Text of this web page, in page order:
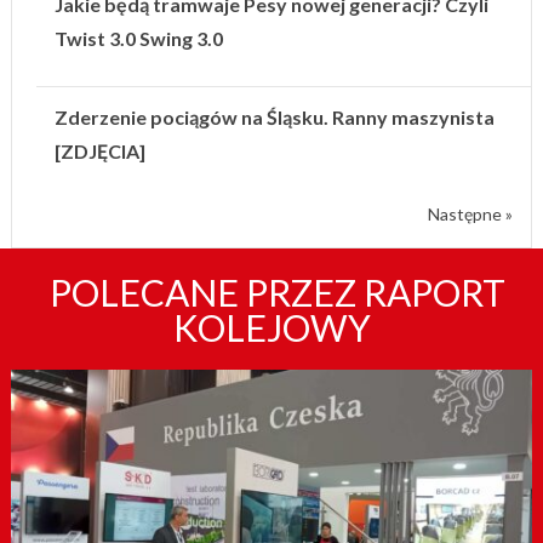
Twist 3.0 Swing 3.0
Zderzenie pociągów na Śląsku. Ranny maszynista
[ZDJĘCIA]
Następne »
POLECANE PRZEZ RAPORT
KOLEJOWY